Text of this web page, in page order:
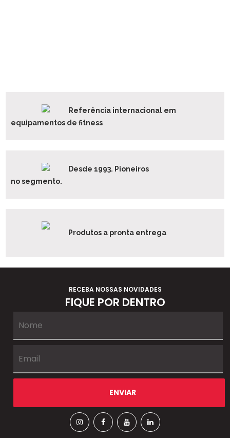
Referência internacional em
equipamentos de fitness
Desde 1993. Pioneiros
no segmento.
Produtos a pronta entrega
RECEBA NOSSAS NOVIDADES
FIQUE POR DENTRO